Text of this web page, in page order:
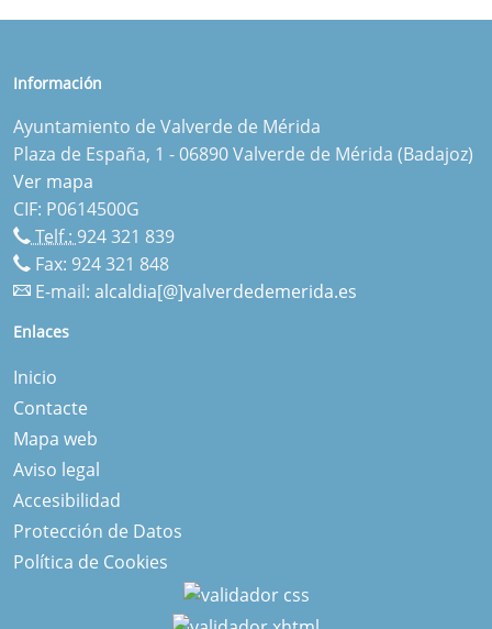
Información
Ayuntamiento de Valverde de Mérida
Plaza de España, 1 - 06890 Valverde de Mérida (Badajoz)
Ver mapa
CIF: P0614500G
Telf.: 924 321 839
Fax: 924 321 848
E-mail: alcaldia[@]valverdedemerida.es
Enlaces
Inicio
Contacte
Mapa web
Aviso legal
Accesibilidad
Protección de Datos
Política de Cookies